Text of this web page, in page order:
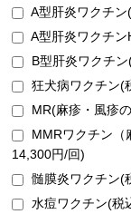
A型肝炎ワクチ
A型肝炎ワクチ
B型肝炎ワクチ
狂犬病ワクチン(
MR(麻疹・風疹
MMRワクチン（
14,300円/回)
髄膜炎ワクチン(
水痘ワクチン(税